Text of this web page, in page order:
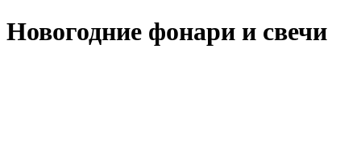
Новогодние фонари и свечи